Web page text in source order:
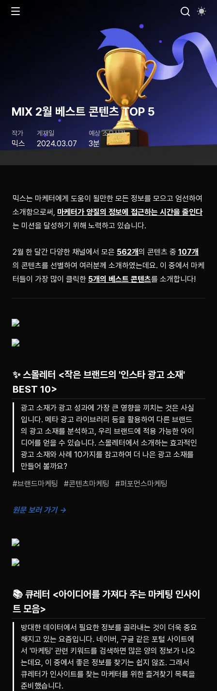
MIX 2월 베스트 콘텐츠 TOP 5
작가
믹스
게재일
2024.03.07
예상 소요시간
3분
믹스는 마케터에게 도움이 될만한 모든 정보를 모으고 엄선하여
소개함으로써, 마케터가 양질의 정보에 접근하는 시간을 줄인다
는 미션을 달성하기 위해 노력하고 있습니다.
2월 한 달간 다양한 채널에서 모은 562개의 콘텐츠 중 107개
의 콘텐츠를 선별하여 여러분께 소개하였는데요. 이 중에서 마케
터들이 가장 많이 클릭한 5개의 베스트 콘텐츠를 소개합니다!
✨ 스몰레터 <작은 브랜드의 '인스타 광고 소재'
BEST 10>
광고 소재가 광고 성과에 가장 큰 영향을 끼치는 것은 사실
입니다. 메타 광고 라이브러리 등을 활용하여 다른 브랜드
의 광고 소재를 분석하고, 우리 브랜드에 적용 가능한 아이
디어를 얻을 수 있습니다. 스몰레터에서 소개하는 효과적인
광고 소재와 사례 10가지를 참고하여 더 나은 광고 소재를
만들어 볼까요?
#브랜드마케팅   #콘텐츠마케팅   #퍼포먼스마케팅
원문 보러 가기 →
📚 큐레터 <아이디어를 가져다 주는 마케팅 인사이
트 모음>
방대한 데이터에서 필요한 정보를 골라내는 것이 더욱 중요
해지고 있는 요즘입니다. 네이버, 구글 같은 포털 사이트에
서 '마케팅' 관련 키워드를 검색하면 많은 양의 정보가 나오
는데요, 이 중에서 좋은 정보를 찾기는 쉽지 않죠. 그래서
큐레터가 인사이트를 찾는 마케터를 위한 즐겨찾기 목록을
준비했습니다.